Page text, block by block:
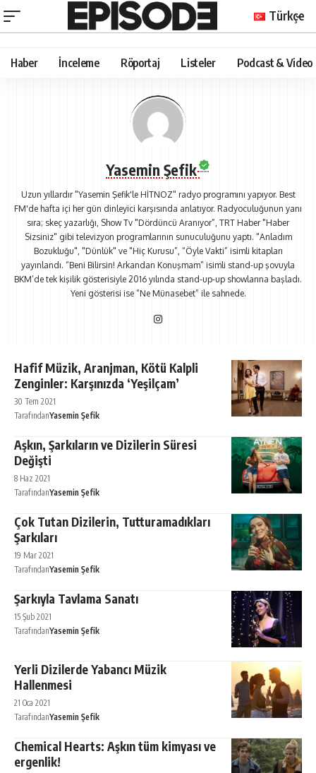
Türkçe
Haber İnceleme Röportaj Listeler Podcast & Video
Yasemin Şefik
Uzun yıllardır "Yasemin Şefik'le HİTNOZ" radyo programını yapıyor. Best
FM'de hafta içi her gün dinleyici karşısında anlatıyor. Radyoculuğunun yanı
sıra; skeç yazarlığı, Show Tv "Dördüncü Aranıyor”, TRT Haber "Haber
Sizsiniz" gibi televizyon programlarının sunuculuğunu yaptı. "Anladım
Bozukluğu", "Dünlük" ve "Hiç Kurusu”, “Öyle Vakti” isimli kitapları
yayınlandı. “Beni Bilirsin! Arkandan Konuşmam” isimli stand-up şovuyla
BKM’de tek kişilik gösterisiyle 2016 yılında stand-up-up showlarına başladı.
Yeni gösterisi ise “Ne Münasebet” ile sahnede.
Hafif Müzik, Aranjman, Kötü Kalpli
Zenginler: Karşınızda ‘Yeşilçam’
30 Tem 2021
TarafındanYasemin Şefik
Aşkın, Şarkıların ve Dizilerin Süresi
Değişti
8 Haz 2021
TarafındanYasemin Şefik
Çok Tutan Dizilerin, Tutturamadıkları
Şarkıları
19 Mar 2021
TarafındanYasemin Şefik
Şarkıyla Tavlama Sanatı
15 Şub 2021
TarafındanYasemin Şefik
Yerli Dizilerde Yabancı Müzik
Hallenmesi
21 Oca 2021
TarafındanYasemin Şefik
Chemical Hearts: Aşkın tüm kimyası ve
ergenlik!